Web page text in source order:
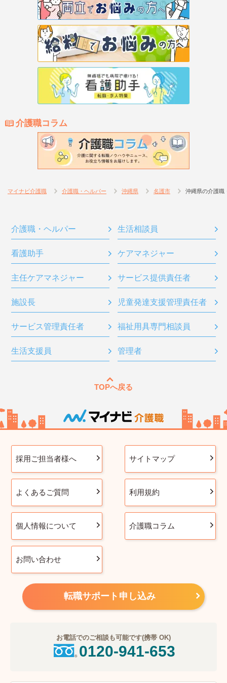
介護職コラム
マイナビ介護職 介護職・ヘルパー 沖縄県 名護市 沖縄県の介護職
介護職・ヘルパー 生活相談員
看護助手 ケアマネジャー
主任ケアマネジャー サービス提供責任者
施設長 児童発達支援管理責任者
サービス管理責任者 福祉用具専門相談員
生活支援員 管理者
TOPへ戻る
採用ご担当者様へ サイトマップ
よくあるご質問 利用規約
個人情報について 介護職コラム
お問い合わせ
転職サポート申し込み
お電話でのご相談も可能です(携帯 OK)
0120-941-653